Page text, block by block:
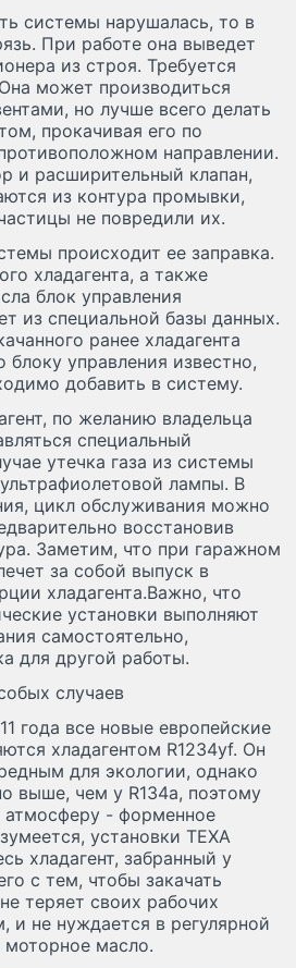
системы нарушалась, то в
При работе она выведет
из строя. Требуется
может производиться
но лучше всего делать
прокачивая его по
направлении.
и расширительный клапан,
из контура промывки,
не повредили их.
происходит ее заправка.
хладагента, а также
блок управления
из специальной базы данных.
ранее хладагента
блоку управления известно,
добавить в систему.
по желанию владельца
специальный
утечка газа из системы
лампы. В
цикл обслуживания можно
восстановив
Заметим, что при гаражном
за собой выпуск в
хладагента.Важно, что
установки выполняют
самостоятельно,
для другой работы.
случаев
года все новые европейские
хладагентом R1234yf. Он
для экологии, однако
выше, чем у R134a, поэтому
атмосферу - форменное
установки TEXA
хладагент, забранный у
с тем, чтобы закачать
теряет своих рабочих
и не нуждается в регулярной
масло.